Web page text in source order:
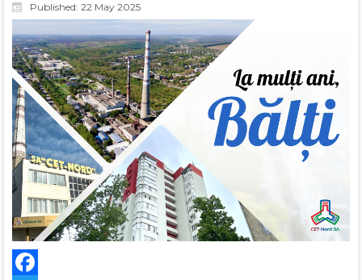
Published: 22 May 2025